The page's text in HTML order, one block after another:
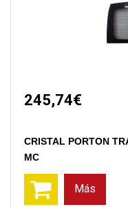
245,74€
CRISTAL PORTON
MC
Más